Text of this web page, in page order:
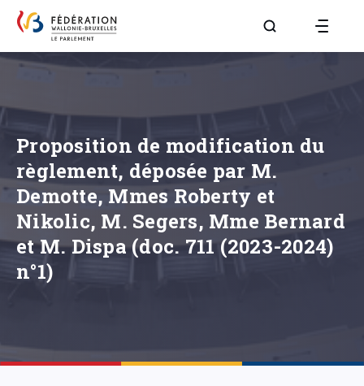
Aller à la page
Proposition de modification du
règlement, déposée par M.
Demotte, Mmes Roberty et
Nikolic, M. Segers, Mme Bernard
et M. Dispa (doc. 711 (2023-2024)
n°1)